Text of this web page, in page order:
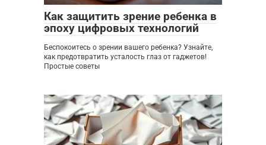
Как защитить зрение ребенка в
эпоху цифровых технологий
Беспокоитесь о зрении вашего ребенка? Узнайте,
как предотвратить усталость глаз от гаджетов!
Простые советы